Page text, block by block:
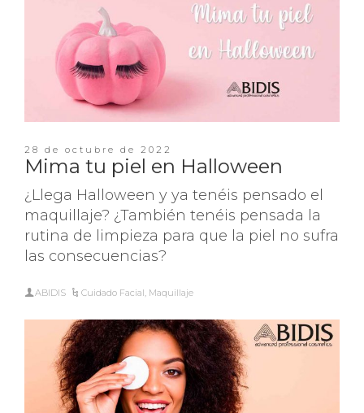
28 de octubre de 2022
Mima tu piel en Halloween
¿Llega Halloween y ya tenéis pensado el
maquillaje? ¿También tenéis pensada la
rutina de limpieza para que la piel no sufra
las consecuencias?
ABIDIS Cuidado Facial, Maquillaje